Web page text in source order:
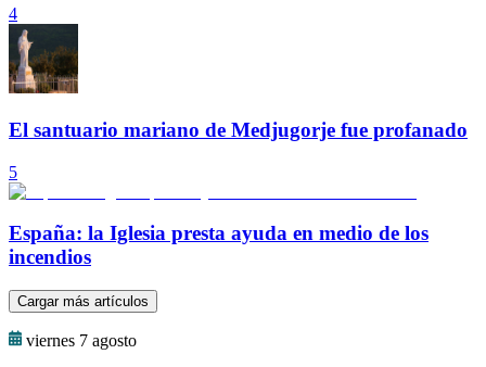
4
El santuario mariano de Medjugorje fue profanado
5
España: la Iglesia presta ayuda en medio de los
incendios
Cargar más artículos
viernes 7 agosto